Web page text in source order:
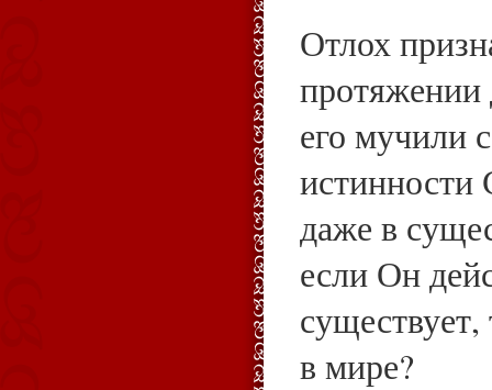
Отлох
протяжении
его мучили
истинности
даже в
если Он
существует,
в мире?